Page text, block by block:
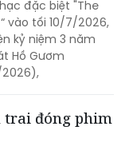
đặc biệt "The
vào tối 10/7/2026,
kỷ niệm 3 năm
Hồ Gươm
trai đóng phim